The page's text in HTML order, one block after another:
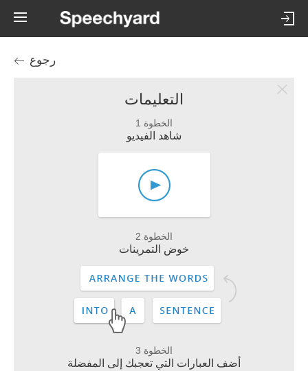
رجوع
التعليمات
الخطوة 1
شاهد الفيديو
الخطوة 2
خوض التمرينات
الخطوة 3
أضف العبارات التي تعجبك إلى المفضلة